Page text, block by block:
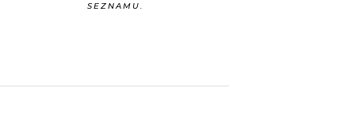
SEZNAMU.